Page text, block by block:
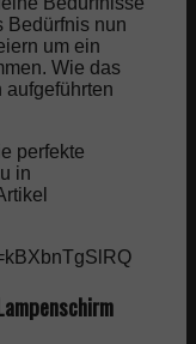
Bedürfnis nun
um ein
Wie das
aufgeführten
perfekte
in